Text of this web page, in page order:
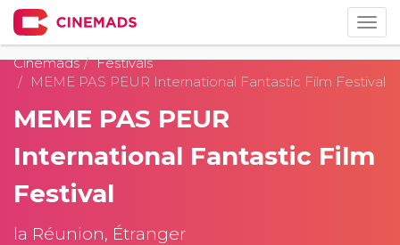
Cinemads
Festivals
MEME PAS PEUR International Fantastic Film Festival
MEME PAS PEUR
International Fantastic Film
Festival
la Réunion, Étranger